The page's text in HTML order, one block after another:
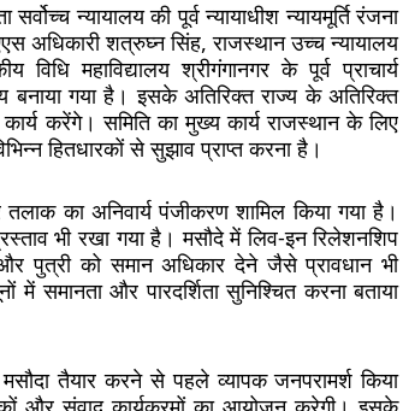
न्यायालय की पूर्व न्यायाधीश न्यायमूर्ति रंजना
अधिकारी शत्रुघ्न सिंह, राजस्थान उच्च न्यायालय
महाविद्यालय श्रीगंगानगर के पूर्व प्राचार्य
गया है। इसके अतिरिक्त राज्य के अतिरिक्त
करेंगे। समिति का मुख्य कार्य राजस्थान के लिए
हितधारकों से सुझाव प्राप्त करना है।
तलाक का अनिवार्य पंजीकरण शामिल किया गया है।
भी रखा गया है। मसौदे में लिव-इन रिलेशनशिप
पुत्री को समान अधिकार देने जैसे प्रावधान भी
में समानता और पारदर्शिता सुनिश्चित करना बताया
तैयार करने से पहले व्यापक जनपरामर्श किया